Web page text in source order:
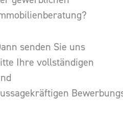
senden Sie uns
Ihre vollständigen